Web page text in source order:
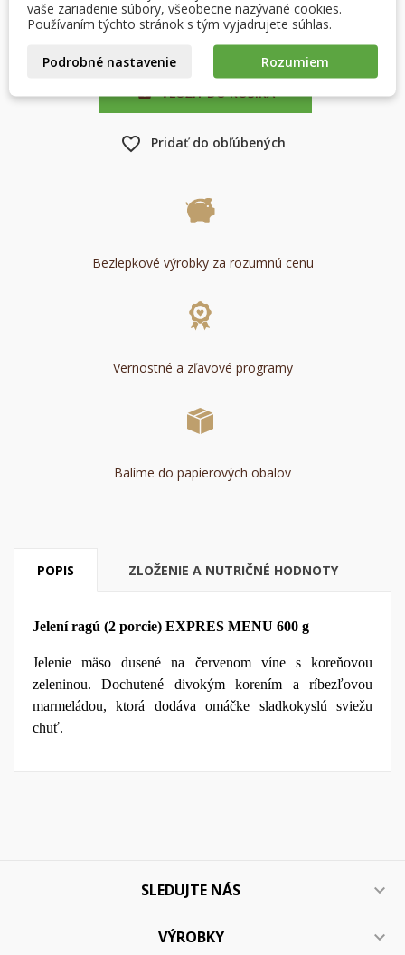
 VLOŽIŤ DO KOŠÍKA
favorite_border Pridať do obľúbených
Bezlepkové výrobky za rozumnú cenu
Vernostné a zľavové programy
Balíme do papierových obalov
POPIS ZLOŽENIE A NUTRIČNÉ HODNOTY
Jelení ragú (2 porcie) EXPRES MENU 600 g
Jelenie mäso dusené na červenom víne s koreňovou
zeleninou. Dochutené divokým korením a ríbezľovou
marmeládou, ktorá dodáva omáčke sladkokyslú sviežu
chuť.
SLEDUJTE NÁS 
VÝROBKY 
add_circle_outline Vytvoriť nový zoznam
Vytvoriť zoznam želaní
Prihlásiť sa
vaše zariadenie súbory, všeobecne nazývané cookies.
Používaním týchto stránok s tým vyjadrujete súhlas.
Podrobné nastavenie Rozumiem